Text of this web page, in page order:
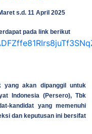
s.d. 11 April 2025
pada link berikut
yang akan dipanggil untuk
Indonesia (Persero), Tbk
kandidat yang memenuhi
dan keputusan ini bersifat